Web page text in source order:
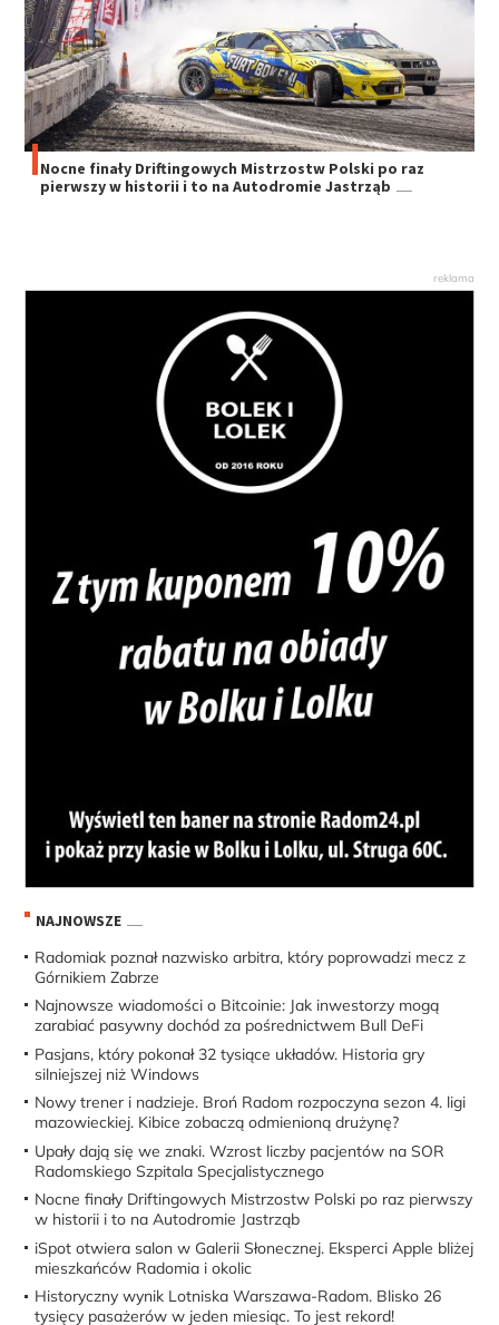
Nocne finały Driftingowych Mistrzostw Polski po raz
pierwszy w historii i to na Autodromie Jastrząb
NAJNOWSZE
Radomiak poznał nazwisko arbitra, który poprowadzi mecz z
Górnikiem Zabrze
Najnowsze wiadomości o Bitcoinie: Jak inwestorzy mogą
zarabiać pasywny dochód za pośrednictwem Bull DeFi
Pasjans, który pokonał 32 tysiące układów. Historia gry
silniejszej niż Windows
Nowy trener i nadzieje. Broń Radom rozpoczyna sezon 4. ligi
mazowieckiej. Kibice zobaczą odmienioną drużynę?
Upały dają się we znaki. Wzrost liczby pacjentów na SOR
Radomskiego Szpitala Specjalistycznego
Nocne finały Driftingowych Mistrzostw Polski po raz pierwszy
w historii i to na Autodromie Jastrząb
iSpot otwiera salon w Galerii Słonecznej. Eksperci Apple bliżej
mieszkańców Radomia i okolic
Historyczny wynik Lotniska Warszawa-Radom. Blisko 26
tysięcy pasażerów w jeden miesiąc. To jest rekord!